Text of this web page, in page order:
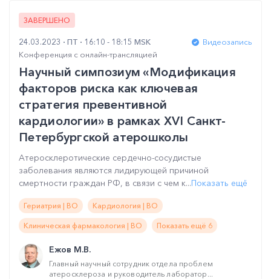
ЗАВЕРШЕНО
24.03.2023 ПТ 16:10 - 18:15 MSK
Видеозапись
Конференция с онлайн-трансляцией
Научный симпозиум «Модификация
факторов риска как ключевая
стратегия превентивной
кардиологии» в рамках XVI Санкт-
Петербургской атерошколы
Атеросклеротические сердечно-сосудистые
заболевания являются лидирующей причиной
смертности граждан РФ, в связи с чем к...Показать ещё
Гериатрия | ВО Кардиология | ВО
Клиническая фармакология | ВО Показать ещё 6
Ежов М.В.
Главный научный сотрудник отдела проблем
атеросклероза и руководитель лаборатор...